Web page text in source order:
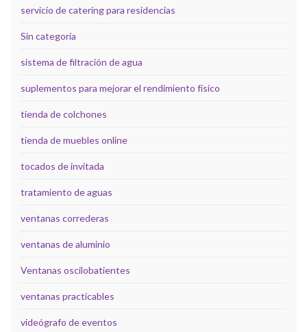
servicio de catering para residencias
Sin categoría
sistema de filtración de agua
suplementos para mejorar el rendimiento físico
tienda de colchones
tienda de muebles online
tocados de invitada
tratamiento de aguas
ventanas correderas
ventanas de aluminio
Ventanas oscilobatientes
ventanas practicables
videógrafo de eventos